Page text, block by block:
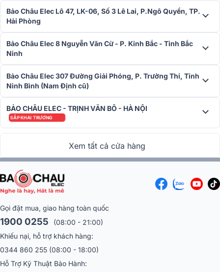
Bảo Châu Elec Lô 47, LK-06, Số 3 Lê Lai, P.Ngô Quyền, TP.
Hải Phòng
Bảo Châu Elec 8 Nguyễn Văn Cừ - P. Kinh Bắc - Tỉnh Bắc
Ninh
Bảo Châu Elec 307 Đường Giải Phóng, P. Trường Thi, Tỉnh
Ninh Bình (Nam Định cũ)
BẢO CHÂU ELEC - TRỊNH VĂN BÔ - HÀ NỘI
SẮP KHAI TRƯƠNG
Xem tất cả cửa hàng
Gọi đặt mua, giao hàng toàn quốc
1900 0255
(08:00 - 21:00)
Khiếu nại, hỗ trợ khách hàng:
0344 860 255 (08:00 - 18:00)
Hỗ Trợ Kỹ Thuật Bảo Hành: